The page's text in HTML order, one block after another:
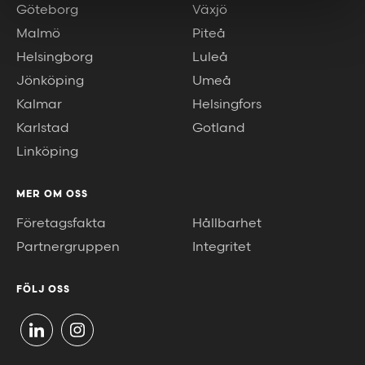
Göteborg
Malmö
Helsingborg
Jönköping
Kalmar
Karlstad
Linköping
Växjö
Piteå
Luleå
Umeå
Helsingfors
Gotland
MER OM OSS
Företagsfakta
Partnergruppen
Hållbarhet
Integritet
FÖLJ OSS